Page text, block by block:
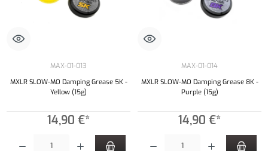
MAX-01-013
MXLR SLOW-MO Damping Grease 5K -
Yellow (15g)
14,90 €*
MAX-01-014
MXLR SLOW-MO Damping Grease 8K -
Purple (15g)
14,90 €*